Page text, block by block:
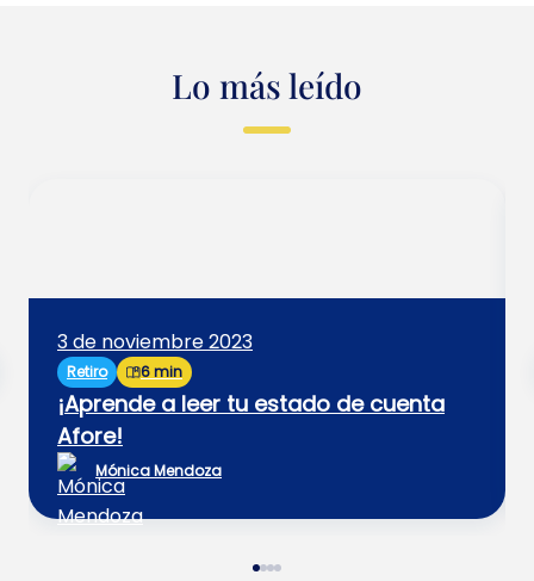
Lo más leído
3 de noviembre 2023
Retiro 6 min
¡Aprende a leer tu estado de cuenta
Afore!
Mónica Mendoza